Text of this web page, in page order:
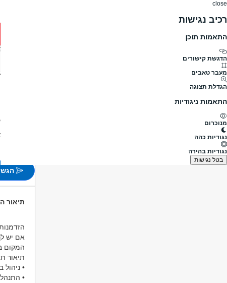
close
רכיב נגישות
התאמות תוכן
הדגשת קישורים
מעבר טאבים
הגדלת תצוגה
התאמות ניגודיות
מנוכרום
נגודיות כהה
נגודיות בהירה
בטל נגישות
מנהל
מעבר לדרושים מהנדס בינוי
מנהל
טמרה,
משרה
לא
הגש
תיאור
אם יש
המקום
תיאור
•
•